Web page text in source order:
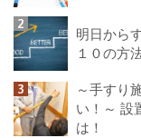
明日から
１０の方
～手すり
い！～ 設
は！